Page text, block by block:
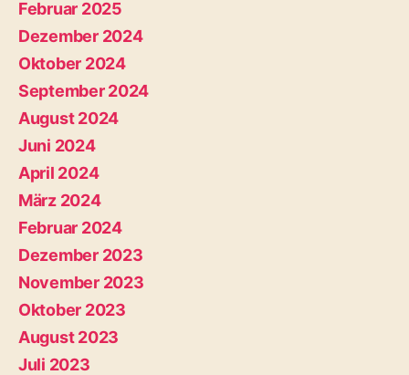
Februar 2025
Dezember 2024
Oktober 2024
September 2024
August 2024
Juni 2024
April 2024
März 2024
Februar 2024
Dezember 2023
November 2023
Oktober 2023
August 2023
Juli 2023